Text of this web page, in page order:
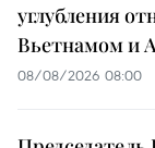
углубления
Вьетнамом и
08/08/2026 08:00